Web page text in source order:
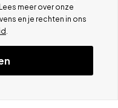
meer over onze
en je rechten in ons